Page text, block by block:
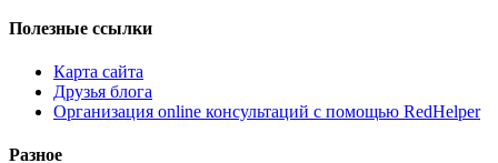
Полезные ссылки
Карта сайта
Друзья блога
Организация online консультаций с помощью RedHelper
Разное